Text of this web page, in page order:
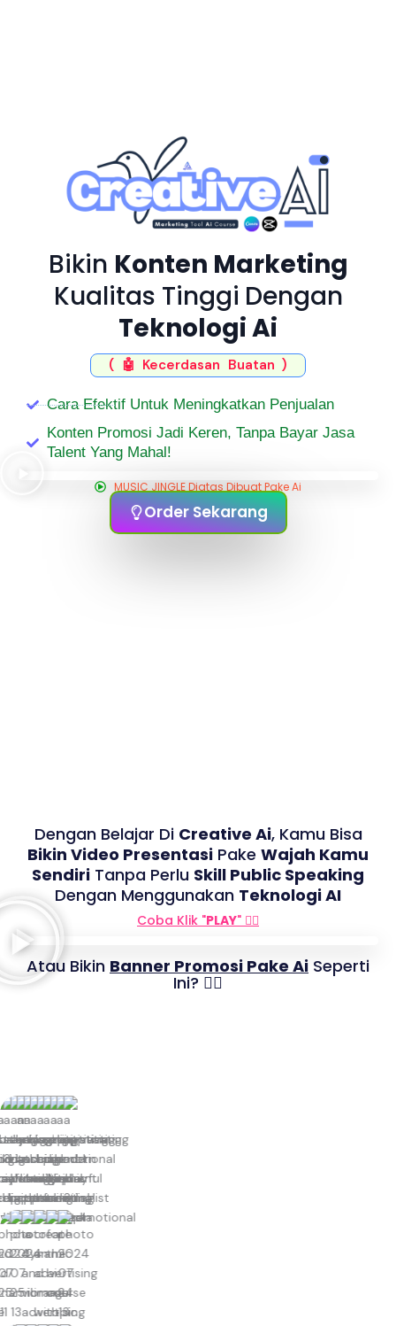
Bikin Konten Marketing
Kualitas Tinggi Dengan
Teknologi Ai
( 🤖 Kecerdasan Buatan )
Cara Efektif Untuk Meningkatkan Penjualan
Konten Promosi Jadi Keren, Tanpa Bayar Jasa
Talent Yang Mahal!
MUSIC JINGLE Diatas Dibuat Pake Ai
Order Sekarang
Dengan Belajar Di Creative Ai, Kamu Bisa
Bikin Video Presentasi Pake Wajah Kamu
Sendiri Tanpa Perlu Skill Public Speaking
Dengan Menggunakan Teknologi AI
Coba Klik "PLAY" 👇🏻
Atau Bikin Banner Promosi Pake Ai Seperti
Ini? 👇🏻